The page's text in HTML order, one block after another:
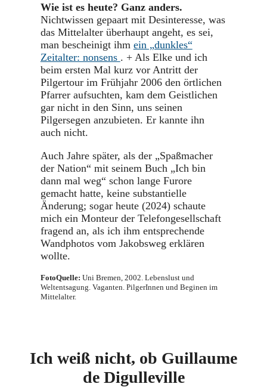
Wie ist es heute? Ganz anders.
Nichtwissen gepaart mit Desinteresse, was
das Mittelalter überhaupt angeht, es sei,
man bescheinigt ihm ein „dunkles“
Zeitalter: nonsens . + Als Elke und ich
beim ersten Mal kurz vor Antritt der
Pilgertour im Frühjahr 2006 den örtlichen
Pfarrer aufsuchten, kam dem Geistlichen
gar nicht in den Sinn, uns seinen
Pilgersegen anzubieten. Er kannte ihn
auch nicht.
Auch Jahre später, als der „Spaßmacher
der Nation“ mit seinem Buch „Ich bin
dann mal weg“ schon lange Furore
gemacht hatte, keine substantielle
Änderung; sogar heute (2024) schaute
mich ein Monteur der Telefongesellschaft
fragend an, als ich ihm entsprechende
Wandphotos vom Jakobsweg erklären
wollte.
FotoQuelle: Uni Bremen, 2002. Lebenslust und
Weltentsagung. Vaganten. PilgerInnen und Beginen im
Mittelalter.
Ich weiß nicht, ob Guillaume
de Digulleville